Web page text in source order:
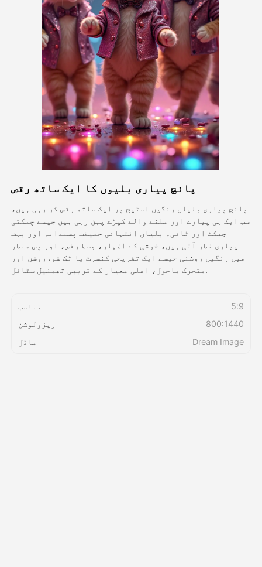
اویٹار ویڈیو
اے ویڈیو
اے فوٹو
دیگر اوزار
تمام ٹیمپلیٹس دیکھیں
گیلری
بلاگ
API
پانچ پیاری بلیوں کا ایک ساتھ رقص
پانچ پیاری بلیاں رنگین اسٹیج پر ایک ساتھ رقص کر رہی ہیں،
سب ایک ہی پیارے اور ملنے والے کپڑے پہن رہی ہیں جیسے چمکتی
جیکٹ اور ٹائی۔ بلیاں انتہائی حقیقت پسندانہ اور بہت
پیاری نظر آتی ہیں، خوشی کے اظہار، وسط رقص، اور پس منظر
میں رنگین روشنی جیسے ایک تفریحی کنسرٹ یا ٹک شو. روشن اور
متحرک ماحول، اعلی معیار کے قریبی تھمنیل سٹائل.
تناسب
5:9
ریزولوشن
800:1440
ماڈل
Dream Image